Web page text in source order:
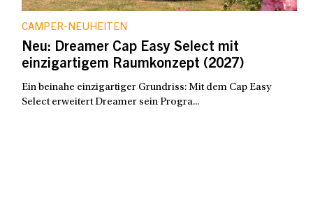
CAMPER-NEUHEITEN
Neu: Dreamer Cap Easy Select mit
einzigartigem Raumkonzept (2027)
Ein beinahe einzigartiger Grundriss: Mit dem Cap Easy
Select erweitert Dreamer sein Progra...